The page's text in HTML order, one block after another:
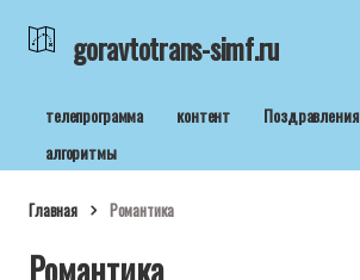
goravtotrans-simf.ru
телепрограмма контент Поздравления
алгоритмы
Главная Романтика
Романтика